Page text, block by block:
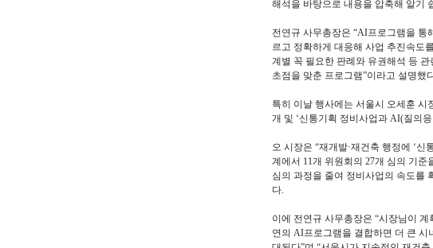
해석을 바탕으로 내용을 압축해 알기
전연규 사무총장은 “AI프로그램을 통
르고 정확하게 대응해 사업 추진속도
계별 꼭 필요한 판례와 유권해석 등
초점을 맞춘 프로그램”이라고 설명했
특히 이날 행사에는 서울시 오세훈 시
개 및 ‘신통기획 정비사업과 AI(질의
오 시장은 “재개발·재건축 행정에 ‘
계에서 11개 위원회의 27개 심의 기
심의 과정을 줄여 정비사업의 속도를
다.
이에 전연규 사무총장은 “시장님이
연의 AI프로그램을 결합하면 더 큰 시